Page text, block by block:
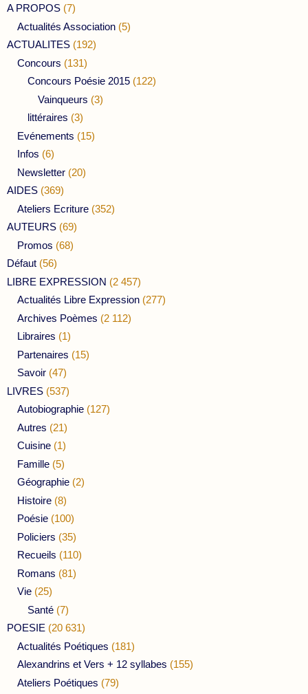
A PROPOS (7)
Actualités Association (5)
ACTUALITES (192)
Concours (131)
Concours Poésie 2015 (122)
Vainqueurs (3)
littéraires (3)
Evénements (15)
Infos (6)
Newsletter (20)
AIDES (369)
Ateliers Ecriture (352)
AUTEURS (69)
Promos (68)
Défaut (56)
LIBRE EXPRESSION (2 457)
Actualités Libre Expression (277)
Archives Poèmes (2 112)
Libraires (1)
Partenaires (15)
Savoir (47)
LIVRES (537)
Autobiographie (127)
Autres (21)
Cuisine (1)
Famille (5)
Géographie (2)
Histoire (8)
Poésie (100)
Policiers (35)
Recueils (110)
Romans (81)
Vie (25)
Santé (7)
POESIE (20 631)
Actualités Poétiques (181)
Alexandrins et Vers + 12 syllabes (155)
Ateliers Poétiques (79)